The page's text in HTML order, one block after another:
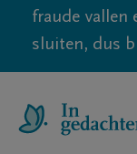
fraude
sluiten, dus